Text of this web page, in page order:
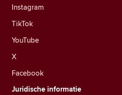
Instagram
TikTok
YouTube
X
Facebook
Juridische informatie